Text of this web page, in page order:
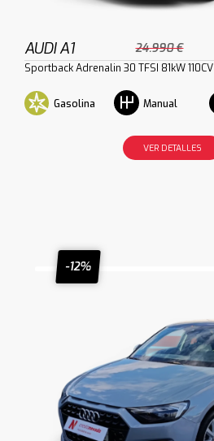
AUDI A1 24.990 €
Sportback Adrenalin 30 TFSI 81kW 110CV
Gasolina Manual
VER DETALLES
-12%